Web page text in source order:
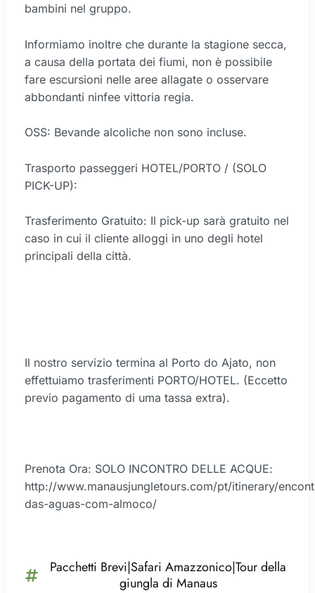
bambini nel gruppo.
Informiamo inoltre che durante la stagione secca,
a causa della portata dei fiumi, non è possibile
fare escursioni nelle aree allagate o osservare
abbondanti ninfee vittoria regia.
OSS: Bevande alcoliche non sono incluse.
Trasporto passeggeri HOTEL/PORTO / (SOLO
PICK-UP):
Trasferimento Gratuito: Il pick-up sarà gratuito nel
caso in cui il cliente alloggi in uno degli hotel
principali della città.
Il nostro servizio termina al Porto do Ajato, non
effettuiamo trasferimenti PORTO/HOTEL. (Eccetto
previo pagamento di uma tassa extra).
Prenota Ora: SOLO INCONTRO DELLE ACQUE:
http://www.manausjungletours.com/pt/itinerary/
das-aguas-com-almoco/
Pacchetti Brevi|Safari Amazzonico|Tour della
giungla di Manaus